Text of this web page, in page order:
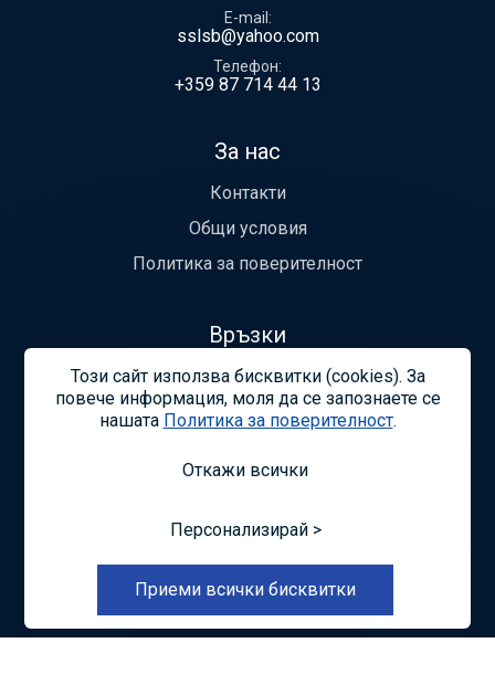
За нас
Контакти
Общи условия
Политика за поверителност
Връзки
Устав
Легитимност
E-mail
sslsb@yahoo.com
Телефон
+359 87 714 44 13
© —2026 Съюзът на строителните лабораторни
специалисти в България
на бисквитките
Карта на сайта
Изработка на сайт върху
Този сайт използва бисквитки (cookies). За
повече информация, моля да се запознаете се
нашaтa Политика за поверителност.
Откажи всички
Персонализирай >
Приеми всички бисквитки